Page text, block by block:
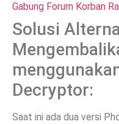
Gabung Forum Korban
Solusi
Decryptor:
Saat ini ada dua versi